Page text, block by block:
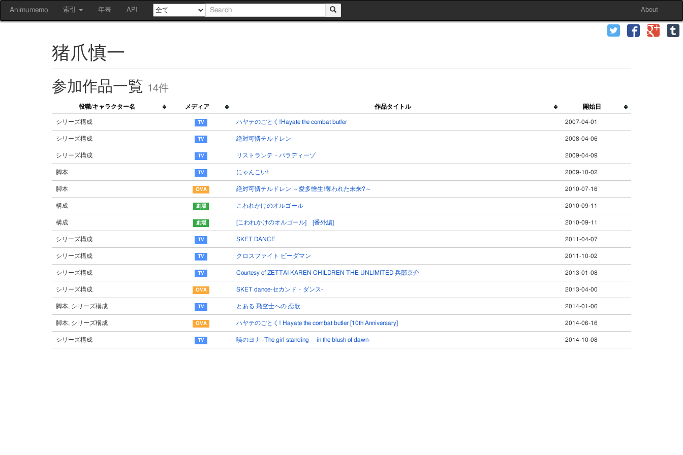
Animumemo 索引 年表 API About
猪爪慎一
参加作品一覧 14件
役職/キャラクター名 メディア 作品タイトル 開始日
シリーズ構成 ハヤテのごとく!Hayate the combat butler 2007-04-01
シリーズ構成 絶対可憐チルドレン 2008-04-06
シリーズ構成 リストランテ・パラディーゾ 2009-04-09
脚本 にゃんこい! 2009-10-02
脚本 絶対可憐チルドレン ～愛多憎生!奪われた未来?～ 2010-07-16
構成 こわれかけのオルゴール 2010-09-11
構成 [こわれかけのオルゴール] [番外編] 2010-09-11
シリーズ構成 SKET DANCE 2011-04-07
シリーズ構成 クロスファイト ビーダマン 2011-10-02
シリーズ構成 Courtesy of ZETTAI KAREN CHILDREN THE UNLIMITED 兵部京介 2013-01-08
シリーズ構成 SKET dance-セカンド・ダンス- 2013-04-00
脚本, シリーズ構成 とある 飛空士への 恋歌 2014-01-06
脚本, シリーズ構成 ハヤテのごとく! Hayate the combat butler [10th Anniversary] 2014-06-16
シリーズ構成 暁のヨナ -The girl standing in the blush of dawn- 2014-10-08